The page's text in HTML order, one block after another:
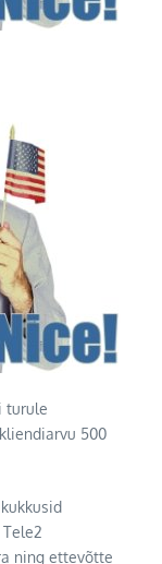
turule
500
ning ettevõtte